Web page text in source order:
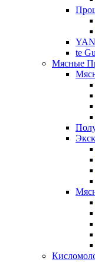
YAN
te
Мясные